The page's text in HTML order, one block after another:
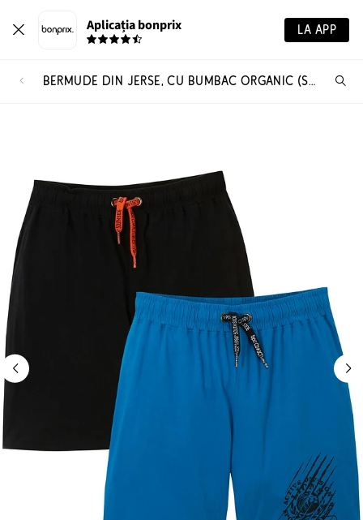
Aplicația bonprix LA APP
BERMUDE DIN JERSE, CU BUMBAC ORGANIC (SET/2 BUC.)